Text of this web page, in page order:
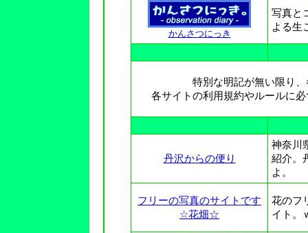
かんさつにっき
写真と
よる生
特別な明記が無い限り
各サイトの利用規約やルールに
丹沢からの便り
神奈川
紹介。
よ。
フリーの写真のサイトです
☆花畑☆
花のフ
イト。